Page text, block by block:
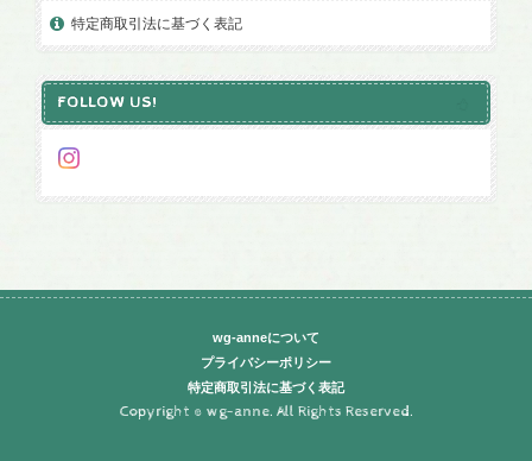
特定商取引法に基づく表記
FOLLOW US!
wg-anneについて
プライバシーポリシー
特定商取引法に基づく表記
Copyright © wg-anne. All Rights Reserved.